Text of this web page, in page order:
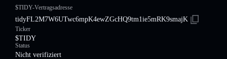
$TIDY-Vertragsadresse
tidyFL2M7W6UTwc6mpK4ewZGcHQ9tm1ie5mRK9smajK
Ticker
$TIDY
Status
Nicht verifiziert